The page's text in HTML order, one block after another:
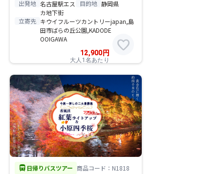
出発地 名古屋駅エス
カ地下街
目的地 静岡県
立寄先 キウイフルーツカントリーjapan,島
田市ばらの丘公園,KADODE
OOIGAWA
12,900円
大人1名あたり
favorite
directions_bus 日帰りバスツアー 商品コード：N1818